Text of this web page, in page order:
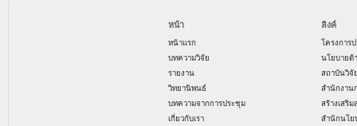
หน้า
หน้าแรก
บทความวิจัย
รายงาน
วิทยานิพนธ์
บทความจากการประชุม
เกี่ยวกับเรา
ลิงค์
โครงการ
นโยบายด้
สถาบันวิจั
สำนักงาน
สร้างเสริ
สำนักนโย